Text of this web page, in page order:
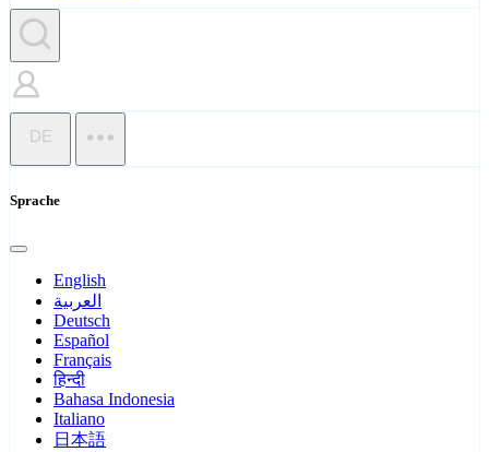
DE
Sprache
English
العربية
Deutsch
Español
Français
हिन्दी
Bahasa Indonesia
Italiano
日本語